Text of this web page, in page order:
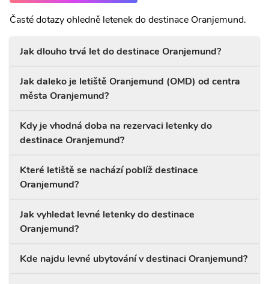
Časté dotazy ohledně letenek do destinace Oranjemund.
Jak dlouho trvá let do destinace Oranjemund?
Jak daleko je letiště Oranjemund (OMD) od centra
města Oranjemund?
Kdy je vhodná doba na rezervaci letenky do
destinace Oranjemund?
Které letiště se nachází poblíž destinace
Oranjemund?
Jak vyhledat levné letenky do destinace
Oranjemund?
Kde najdu levné ubytování v destinaci Oranjemund?